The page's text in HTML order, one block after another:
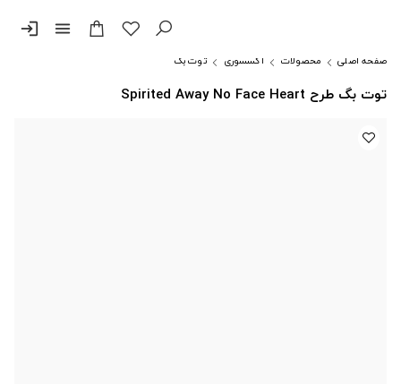
menu
login
صفحه اصلی محصولات اکسسوری توت بگ
توت بگ طرح Spirited Away No Face Heart